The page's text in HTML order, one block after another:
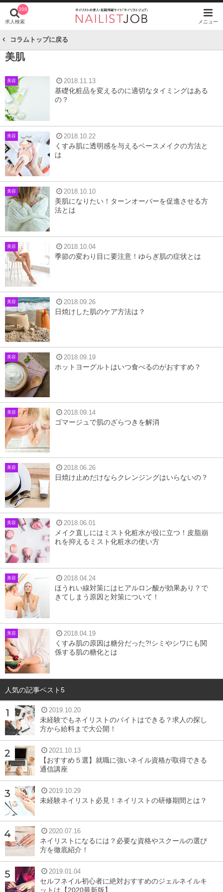
308
求人検索 メニュー
コラムトップに戻る
美肌
美容 2018.11.13
基礎化粧品を変えるのに適切なタイミングはある
の？
美容 2018.10.22
くすみ肌に透明感を与えるベースメイクの方法と
は
美容 2018.10.10
美肌になりたい！ターンオーバーを促進させる方
法とは
美容 2018.10.04
季節の変わり目に要注意！ゆらぎ肌の症状とは
美容 2018.09.26
日焼けした肌のケア方法は？
美容 2018.09.19
ホットヨーグルトはいつ食べるのがおすすめ？
美容 2018.09.14
ゴマージュで肌のざらつきを解消
美容 2018.06.26
日焼け止めだけならクレンジングはいらないの？
美容 2018.06.01
メイク直しにはミスト化粧水が役に立つ！皮脂崩
れを抑えるミスト化粧水の使い方
美容 2018.04.24
ほうれい線対策にはヒアルロン酸が効果あり？で
きてしまう原因と対策について！
美容 2018.04.19
くすみ肌の原因は糖分だった?!シミやシワにも関
係する肌の糖化とは
人気の記事ベスト5
2019.10.20
未経験でもネイリストのバイトはできる？求人の探し
方から給料まで大公開！
2021.10.13
【おすすめ５選】就職に強いネイル資格が取得できる
通信講座
2019.10.29
未経験ネイリスト必見！ネイリストの研修期間とは？
2020.07.16
ネイリストになるには？必要な資格やスクールの選び
方を徹底紹介！
2019.01.04
セルフネイル初心者に絶対おすすめのジェルネイルキ
ットは【2020最新版】